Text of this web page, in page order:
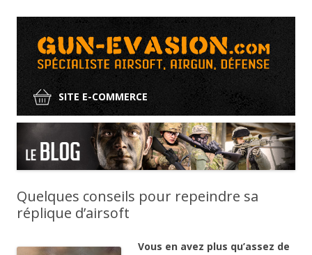
SITE E-COMMERCE
Aller
au
contenu
Quelques conseils pour repeindre sa
réplique d’airsoft
Vous en avez plus qu’assez de